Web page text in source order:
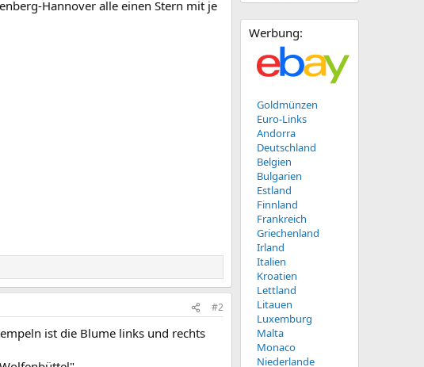
Hannover alle einen Stern mit je
#2
ist die Blume links und rechts
Werbung:
Goldmünzen
Euro-Links
Andorra
Deutschland
Belgien
Bulgarien
Estland
Finnland
Frankreich
Griechenland
Irland
Italien
Kroatien
Lettland
Litauen
Luxemburg
Malta
Monaco
Niederlande